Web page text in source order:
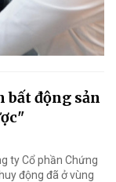
bất động sản
ty Cổ phần Chứng
động đã ở vùng